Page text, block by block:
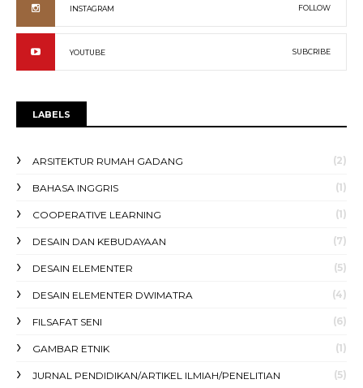
INSTAGRAM FOLLOW
YOUTUBE SUBCRIBE
LABELS
ARSITEKTUR RUMAH GADANG (2)
BAHASA INGGRIS (1)
COOPERATIVE LEARNING (1)
DESAIN DAN KEBUDAYAAN (7)
DESAIN ELEMENTER (5)
DESAIN ELEMENTER DWIMATRA (4)
FILSAFAT SENI (6)
GAMBAR ETNIK (1)
JURNAL PENDIDIKAN/ARTIKEL ILMIAH/PENELITIAN (5)